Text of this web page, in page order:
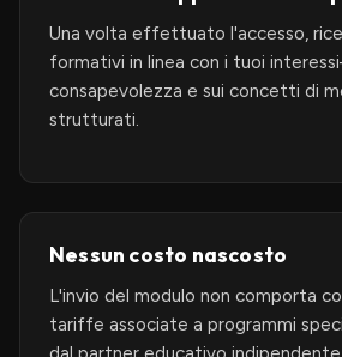
Una volta effettuato l'accesso,
formativi in linea con i tuoi
consapevolezza e sui concetti di
strutturati.
Nessun costo nascosto
L'invio del modulo non comporta
tariffe associate a programmi